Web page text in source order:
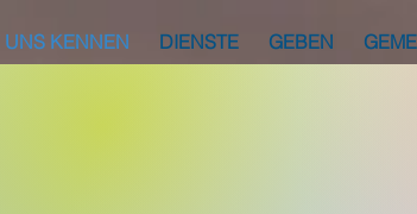
UNS KENNEN DIENSTE GEBEN